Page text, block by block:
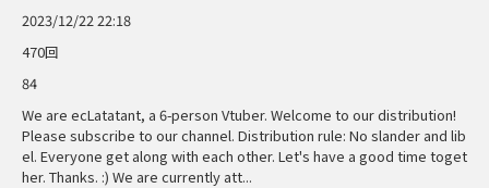
2023/12/22 22:18
470回
84
We are ecLatatant, a 6-person Vtuber. Welcome to our distribution!
Please subscribe to our channel. Distribution rule: No slander and lib
el. Everyone get along with each other. Let's have a good time toget
her. Thanks. :) We are currently att...